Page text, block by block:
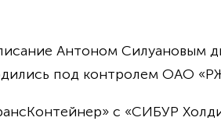
Антоном Силуановым
под контролем ОАО
с «СИБУР